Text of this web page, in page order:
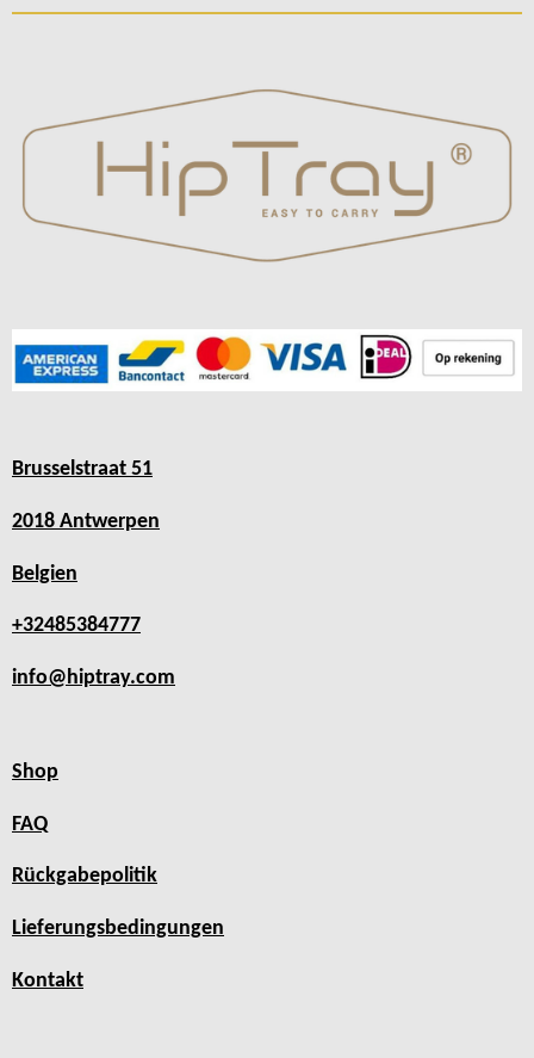
Brusselstraat 51
2018 Antwerpen
Belgien
+32485384777
info@hiptray.com
Shop
FAQ
Rückgabepolitik
Lieferungsbedingungen
Kontakt